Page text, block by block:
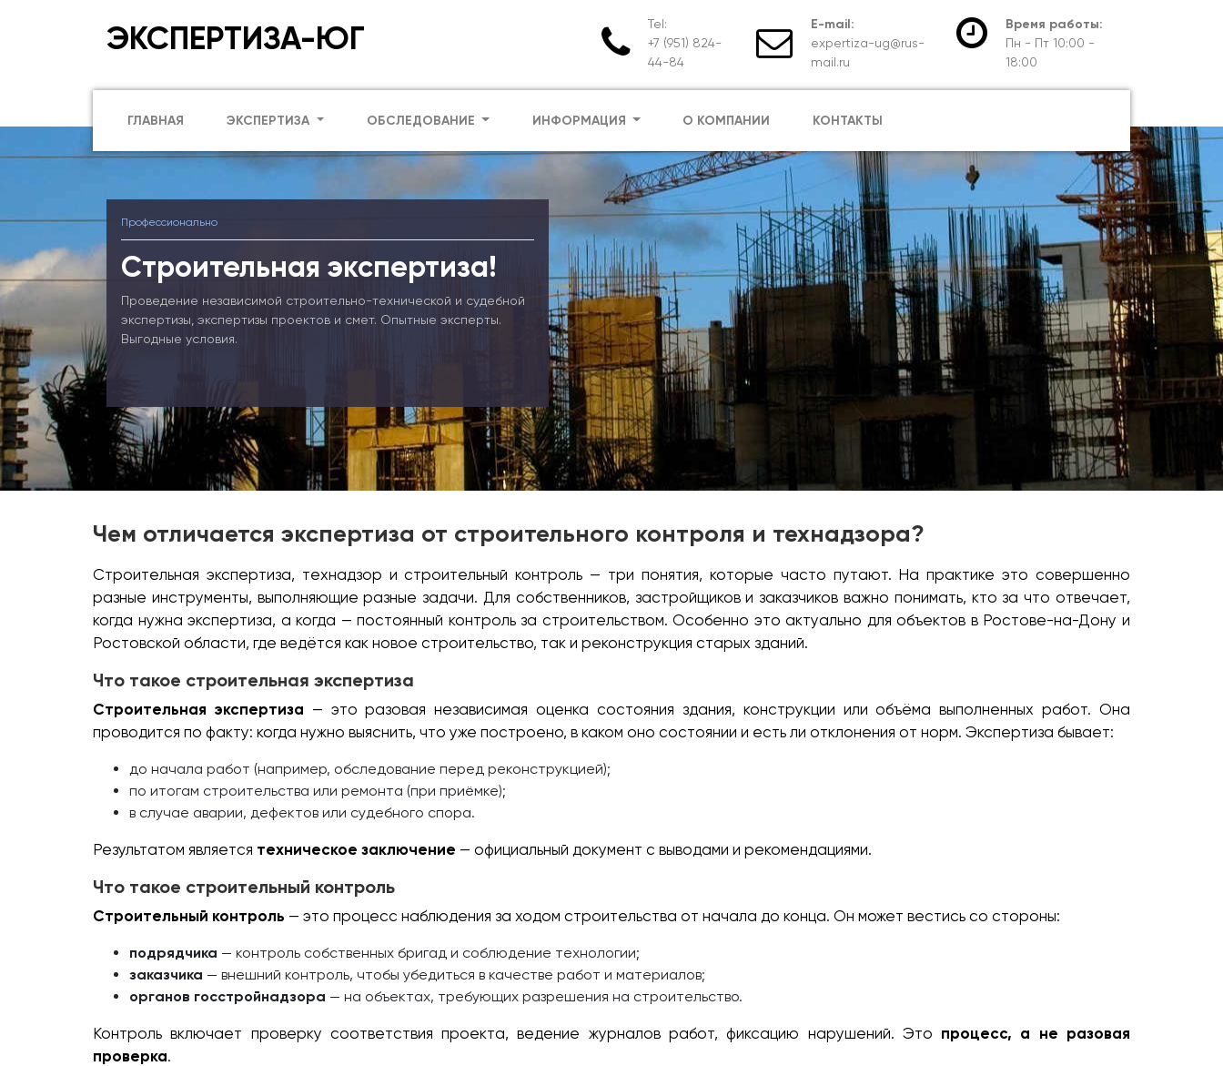
ЭКСПЕРТИЗА-ЮГ
Tel:
+7 (951) 824-
44-84
E-mail:
expertiza-ug@rus-
mail.ru
Время работы:
Пн - Пт 10:00 -
18:00
ГЛАВНАЯ ЭКСПЕРТИЗА ОБСЛЕДОВАНИЕ ИНФОРМАЦИЯ О КОМПАНИИ КОНТАКТЫ
Профессионально
Строительная экспертиза!
Проведение независимой строительно-технической и судебной
экспертизы, экспертизы проектов и смет. Опытные эксперты.
Выгодные условия.
Чем отличается экспертиза от строительного контроля и технадзора?
Строительная экспертиза, технадзор и строительный контроль — три понятия, которые часто путают. На практике это совершенно
разные инструменты, выполняющие разные задачи. Для собственников, застройщиков и заказчиков важно понимать, кто за что отвечает,
когда нужна экспертиза, а когда — постоянный контроль за строительством. Особенно это актуально для объектов в Ростове-на-Дону и
Ростовской области, где ведётся как новое строительство, так и реконструкция старых зданий.
Что такое строительная экспертиза
Строительная экспертиза — это разовая независимая оценка состояния здания, конструкции или объёма выполненных работ. Она
проводится по факту: когда нужно выяснить, что уже построено, в каком оно состоянии и есть ли отклонения от норм. Экспертиза бывает:
до начала работ (например, обследование перед реконструкцией);
по итогам строительства или ремонта (при приёмке);
в случае аварии, дефектов или судебного спора.
Результатом является техническое заключение — официальный документ с выводами и рекомендациями.
Что такое строительный контроль
Строительный контроль — это процесс наблюдения за ходом строительства от начала до конца. Он может вестись со стороны:
подрядчика — контроль собственных бригад и соблюдение технологии;
заказчика — внешний контроль, чтобы убедиться в качестве работ и материалов;
органов госстройнадзора — на объектах, требующих разрешения на строительство.
Контроль включает проверку соответствия проекта, ведение журналов работ, фиксацию нарушений. Это процесс, а не разовая
проверка.